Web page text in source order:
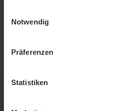
Notwendig
Präferenzen
Statistiken